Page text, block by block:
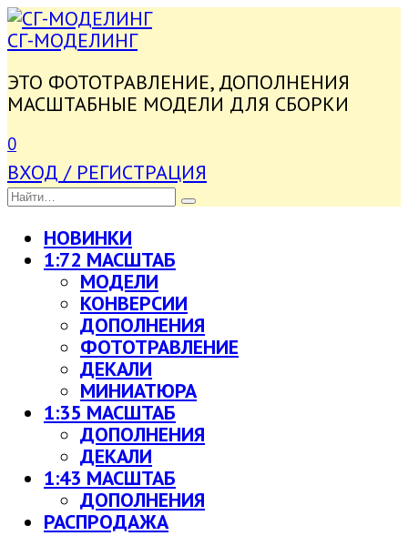
ПЕРЕЙТИ
К
СГ-МОДЕЛИНГ
ЭТО ФОТОТРАВЛЕНИЕ, ДОПОЛНЕНИЯ
МАСШТАБНЫЕ МОДЕЛИ ДЛЯ СБОРКИ
0
ВХОД / РЕГИСТРАЦИЯ
SEARCH
FOR:
НОВИНКИ
1:72 МАСШТАБ
МОДЕЛИ
КОНВЕРСИИ
ДОПОЛНЕНИЯ
ФОТОТРАВЛЕНИЕ
ДЕКАЛИ
МИНИАТЮРА
1:35 МАСШТАБ
ДОПОЛНЕНИЯ
ДЕКАЛИ
1:43 МАСШТАБ
ДОПОЛНЕНИЯ
РАСПРОДАЖА